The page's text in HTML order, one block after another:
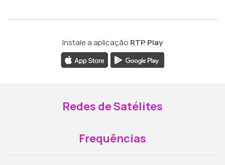
Instale a aplicação RTP Play
Redes de Satélites
Frequências